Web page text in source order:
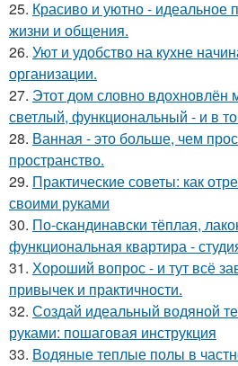
25. Красиво и уютно - идеальное
жизни и общения.
26. Уют и удобство на кухне
организации.
27. Этот дом словно вдохновлён
светлый, функциональный - и в
28. Ванная - это больше, чем
пространство.
29. Практические советы: как
своими руками
30. По-скандинавски тёплая,
функциональная квартира -
31. Хороший вопрос - и тут всё
привычек и практичности.
32. Создай идеальный водяной
руками: пошаговая инструкция
33. Водяные теплые полы в